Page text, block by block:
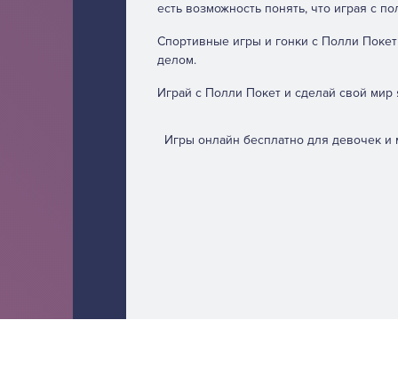
есть возможность понять, что играя с
Спортивные игры и гонки с Полли
делом.
Играй с Полли Покет и сделай свой мир
Игры онлайн бесплатно для девочек и